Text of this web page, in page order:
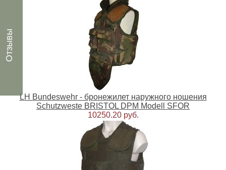
LH Bundeswehr - бронежилет наружного ношения
Schutzweste BRISTOL DPM Modell SFOR
10250.20 руб.
Отзывы